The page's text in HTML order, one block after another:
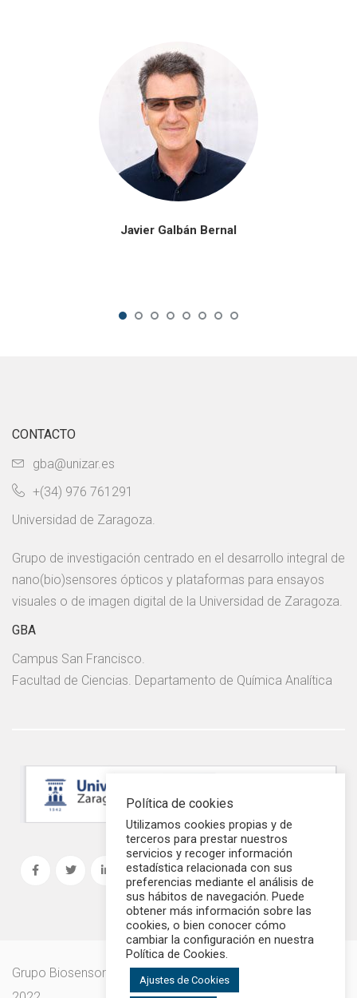
Javier Galbán Bernal
CONTACTO
gba@unizar.es
+(34) 976 761291
Universidad de Zaragoza.
Grupo de investigación centrado en el desarrollo integral de
nano(bio)sensores ópticos y plataformas para ensayos
visuales o de imagen digital de la Universidad de Zaragoza.
GBA
Campus San Francisco.
Facultad de Ciencias. Departamento de Química Analítica
Grupo Biosensores Analíticos - Universidad de Zaragoza |
Política de cookies
Utilizamos cookies propias y de
terceros para prestar nuestros
servicios y recoger información
estadística relacionada con sus
preferencias mediante el análisis de
sus hábitos de navegación. Puede
obtener más información sobre las
cookies, o bien conocer cómo
cambiar la configuración en nuestra
Política de Cookies.
Ajustes de Cookies